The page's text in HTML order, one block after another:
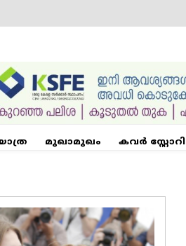
മുഖാമുഖം കവർ സ്റ്റോറി